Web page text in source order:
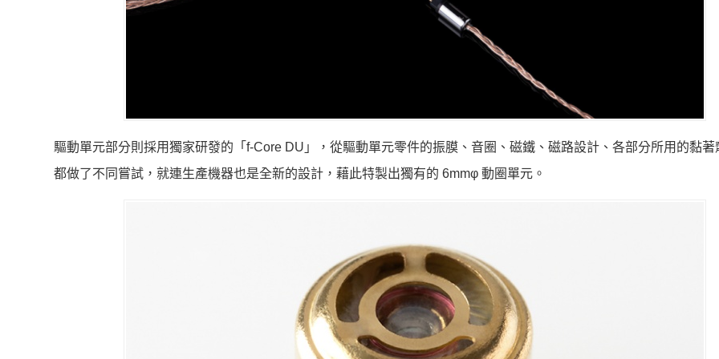
驅動單元部分則採用獨家研發的「f-Core DU」，從驅動單元零件的振膜、音圈、磁鐵、磁路設計、各部分所用的黏著
都做了不同嘗試，就連生產機器也是全新的設計，藉此特製出獨有的 6mmφ 動圈單元。